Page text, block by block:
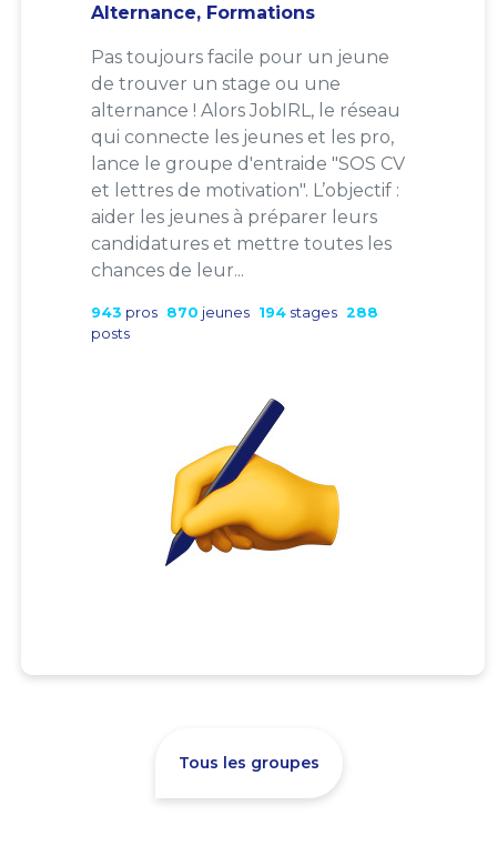
Alternance, Formations
Pas toujours facile pour un jeune
de trouver un stage ou une
alternance ! Alors JobIRL, le réseau
qui connecte les jeunes et les pro,
lance le groupe d'entraide "SOS CV
et lettres de motivation". L’objectif :
aider les jeunes à préparer leurs
candidatures et mettre toutes les
chances de leur...
943 pros 870 jeunes 194 stages 288
posts
Tous les groupes